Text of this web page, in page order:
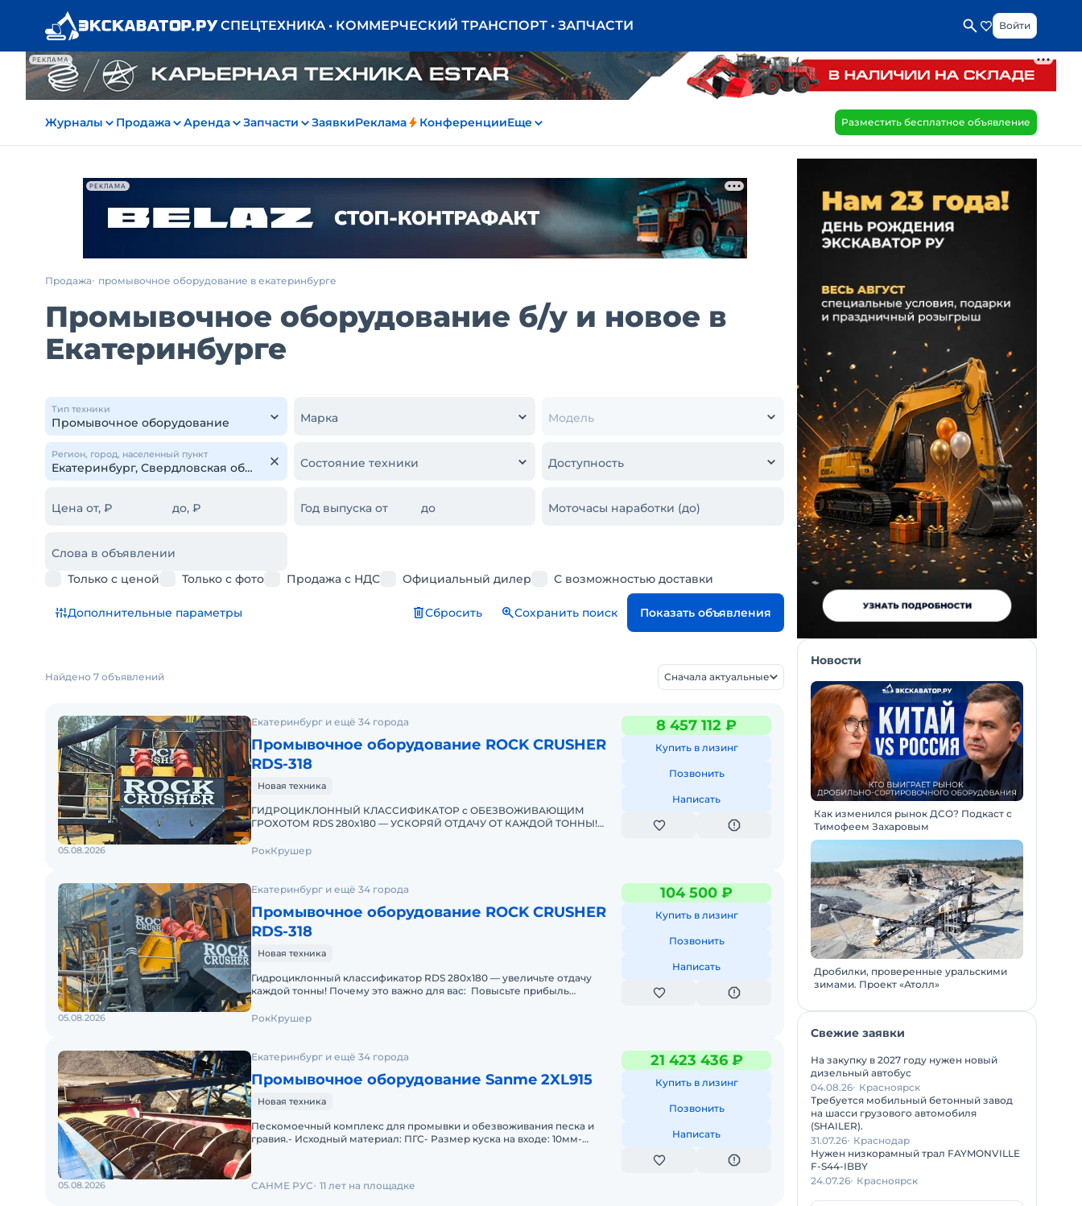
РЕКЛАМА
СПЕЦТЕХНИКА • КОММЕРЧЕСКИЙ ТРАНСПОРТ • ЗАПЧАСТИ Войти
Журналы Продажа Аренда Запчасти ЗаявкиРеклама КонференцииЕще Разместить бесплатное объявление
РЕКЛАМА
Продажа промывочное оборудование в екатеринбурге
Промывочное оборудование б/у и новое в
Екатеринбурге
Тип техники
Марка Модель
Регион, город, населенный пункт
Состояние техники Доступность
Цена от, ₽ до, ₽ Год выпуска от до Моточасы наработки (до)
Слова в объявлении
Только с ценой
Только с фото Продажа с НДС Официальный дилер С возможностью доставки
Дополнительные параметры Сбросить Сохранить поиск Показать объявления
Найдено 7 объявлений Сначала актуальные
Екатеринбург и ещё 34 города
Промывочное оборудование ROCK CRUSHER
RDS-318
Новая техника
ГИДРОЦИКЛОННЫЙ КЛАССИФИКАТОР с ОБЕЗВОЖИВАЮЩИМ
ГРОХОТОМ RDS 280x180 — УСКОРЯЙ ОТДАЧУ ОТ КАЖДОЙ ТОННЫ!
8 457 112 ₽
Купить в лизинг
Позвонить
Написать
05.08.2026 РокКрушер
Екатеринбург и ещё 34 города
Промывочное оборудование ROCK CRUSHER
RDS-318
Новая техника
Гидроциклонный классификатор RDS 280x180 — увеличьте отдачу
каждой тонны! Почему это важно для вас: Повысьте прибыль
104 500 ₽
Купить в лизинг
Позвонить
Написать
05.08.2026 РокКрушер
Екатеринбург и ещё 34 города
Промывочное оборудование Sanme 2XL915
Новая техника
Пескомоечный комплекс для промывки и обезвоживания песка и
гравия.- Исходный материал: ПГС- Размер куска на входе: 10мм-
21 423 436 ₽
Купить в лизинг
Позвонить
Написать
05.08.2026 САНМЕ РУС 11 лет на площадке
Новости
Как изменился рынок ДСО? Подкаст с
Тимофеем Захаровым
Дробилки, проверенные уральскими
зимами. Проект «Атолл»
Свежие заявки
На закупку в 2027 году нужен новый
дизельный автобус
04.08.26 Красноярск
Требуется мобильный бетонный завод
на шасси грузового автомобиля
(SHAILER).
31.07.26 Краснодар
Нужен низкорамный трал FAYMONVILLE
F-S44-IBBY
24.07.26 Красноярск